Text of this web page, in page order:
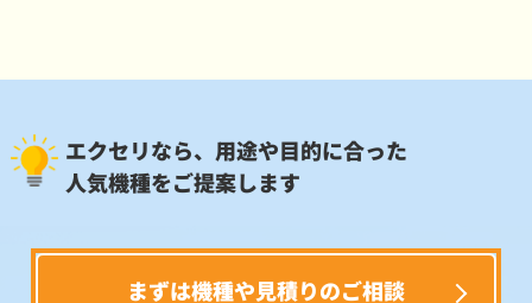
エクセリなら、用途や目的に合った
人気機種をご提案します
まずは機種や見積りのご相談